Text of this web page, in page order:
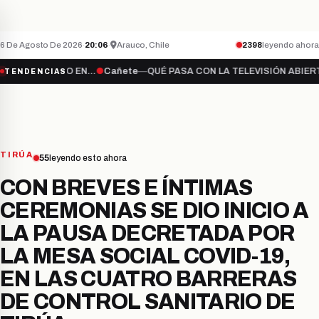
6 De Agosto De 2026·20:06· Arauco, Chile 2398leyendo ahora
TENDENCIAS
EN… ●Cañete—QUÉ PASA CON LA TELEVISIÓN ABIERTA?●Cañete
TIRÚA 55leyendo esto ahora
CON BREVES E ÍNTIMAS
CEREMONIAS SE DIO INICIO A
LA PAUSA DECRETADA POR
LA MESA SOCIAL COVID-19,
EN LAS CUATRO BARRERAS
DE CONTROL SANITARIO DE